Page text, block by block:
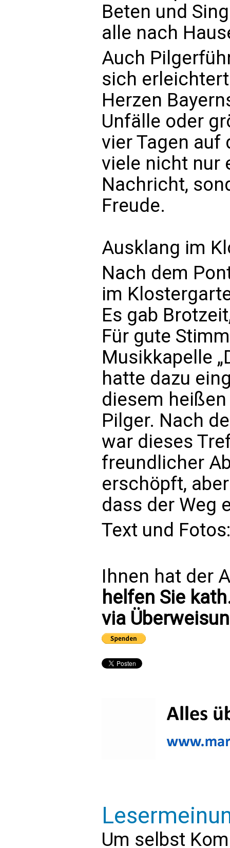
Beten und
alle nach
Auch
sich
Herzen
Unfälle oder
vier Tagen auf
viele nicht nur
Nachricht,
Freude.
Ausklang im
Nach dem
im
Es gab
Für gute
Musikkapelle
hatte dazu
diesem
Pilger. Nach
war dieses
freundlicher
erschöpft,
dass der Weg
Text und
Ihnen hat der
helfen Sie
via
Um selbst